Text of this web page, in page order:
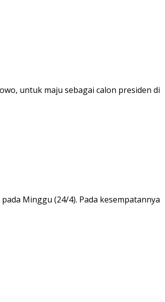
untuk maju sebagai calon presiden di
Minggu (24/4). Pada kesempatannya